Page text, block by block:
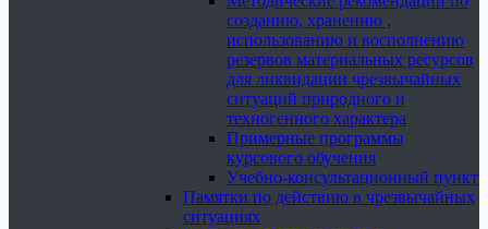
созданию, хранению ,
использованию и восполнению
резервов материальных ресурсов
для ликвидации чрезвычайных
ситуаций природного и
техногенного характера
Примерные программы
курсового обучения
Учебно-консультационный пункт
Памятки по действию в чрезвычайных
ситуациях